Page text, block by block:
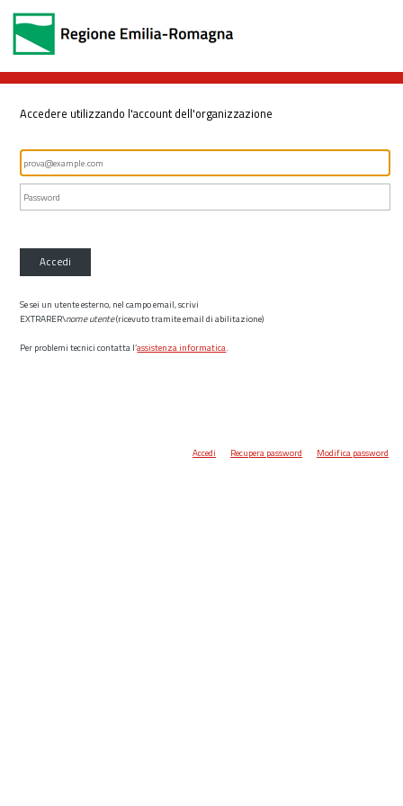
Accedere utilizzando l'account dell'organizzazione
Accedi
Se sei un utente esterno, nel campo email, scrivi
EXTRARER\nome utente(ricevuto tramite email di abilitazione)
Per problemi tecnici contatta l’assistenza informatica.
Accedi Recupera password Modifica password